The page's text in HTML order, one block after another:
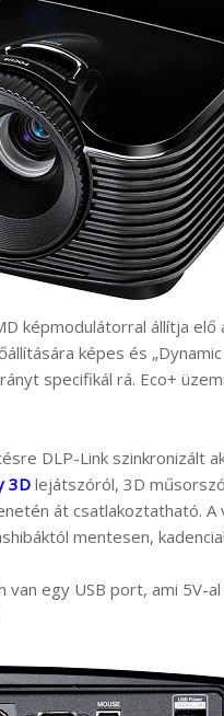
képmodulátorral állítja
képes és „Dynamic
specifikál rá. Eco+
DLP-Link szinkronizált
3D lejátszóról, 3D
át csatlakoztatható.
mentesen,
egy USB port, ami 5V-